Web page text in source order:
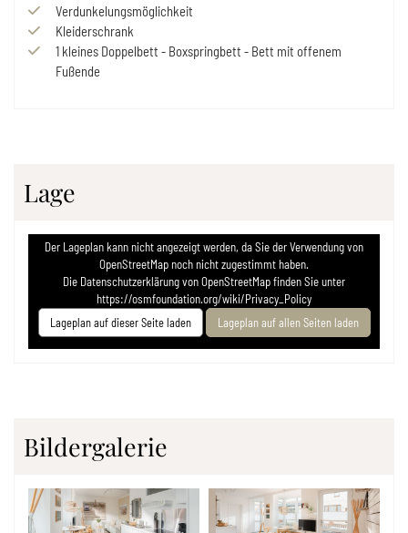
Verdunkelungsmöglichkeit
Kleiderschrank
1 kleines Doppelbett - Boxspringbett - Bett mit offenem
Fußende
Lage
Der Lageplan kann nicht angezeigt werden, da Sie der Verwendung von
OpenStreetMap noch nicht zugestimmt haben.
Die Datenschutzerklärung von OpenStreetMap finden Sie unter
https://osmfoundation.org/wiki/Privacy_Policy
Lageplan auf dieser Seite laden
Lageplan auf allen Seiten laden
Bildergalerie